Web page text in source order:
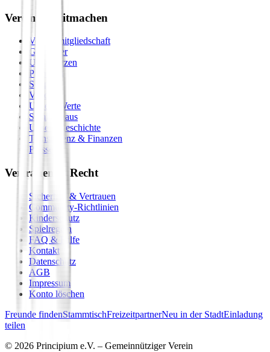
Verein & Mitmachen
Vereinsmitgliedschaft
Gastgeber
Unterstützen
Premium
Shop
Vision
Unsere Werte
Seminarhaus
Unsere Geschichte
Transparenz & Finanzen
Presse
Vertrauen & Recht
Sicherheit & Vertrauen
Community-Richtlinien
Kinderschutz
Spielregeln
FAQ & Hilfe
Kontakt
Datenschutz
AGB
Impressum
Konto löschen
Freunde findenStammtischFreizeitpartnerNeu in der StadtEinladung
teilen
© 2026 Principium e.V. – Gemeinnütziger Verein